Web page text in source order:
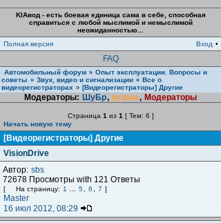
KIAвод - есть боевая единица сама в себе, способная
справиться с любой мыслимой и немыслимой
неожиданностью...
Полная версия
Вход •
FAQ
Автомобильный форум » Опыт эксплуатации. Вопросы и
советы » Звук, видео и сигнализации » Все о
видеорегистраторах » [Видеорегистраторы] Другие
Модераторы: ШуБр, кузька, Модераторы
Страница 1 из 1 [ Тем: 6 ]
Начать новую тему
[Видеорегистраторы] Другие
VisionDrive
Автор: sbs
72678 Просмотры with 121 Ответы
[ На страницу: 1 5 6 7 ]
Master
16 июл 2012, 08:29